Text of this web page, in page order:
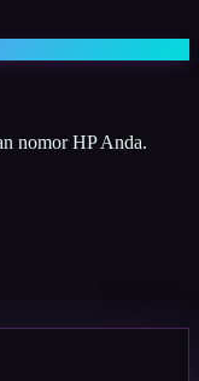
nomor HP Anda.